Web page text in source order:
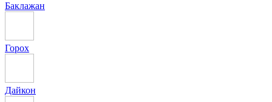
Баклажан
Горох
Дайкон